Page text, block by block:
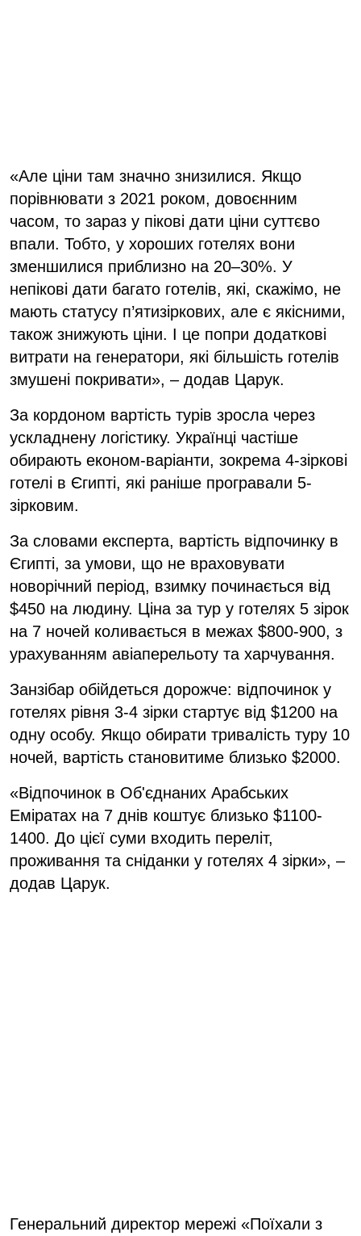
«Але ціни там значно знизилися. Якщо
порівнювати з 2021 роком, довоєнним
часом, то зараз у пікові дати ціни суттєво
впали. Тобто, у хороших готелях вони
зменшилися приблизно на 20–30%. У
непікові дати багато готелів, які, скажімо, не
мають статусу п’ятизіркових, але є якісними,
також знижують ціни. І це попри додаткові
витрати на генератори, які більшість готелів
змушені покривати», – додав Царук.
За кордоном вартість турів зросла через
ускладнену логістику. Українці частіше
обирають економ-варіанти, зокрема 4-зіркові
готелі в Єгипті, які раніше програвали 5-
зірковим.
За словами експерта, вартість відпочинку в
Єгипті, за умови, що не враховувати
новорічний період, взимку починається від
$450 на людину. Ціна за тур у готелях 5 зірок
на 7 ночей коливається в межах $800-900, з
урахуванням авіаперельоту та харчування.
Занзібар обійдеться дорожче: відпочинок у
готелях рівня 3-4 зірки стартує від $1200 на
одну особу. Якщо обирати тривалість туру 10
ночей, вартість становитиме близько $2000.
«Відпочинок в Об'єднаних Арабських
Еміратах на 7 днів коштує близько $1100-
1400. До цієї суми входить переліт,
проживання та сніданки у готелях 4 зірки», –
додав Царук.
Генеральний директор мережі «Поїхали з